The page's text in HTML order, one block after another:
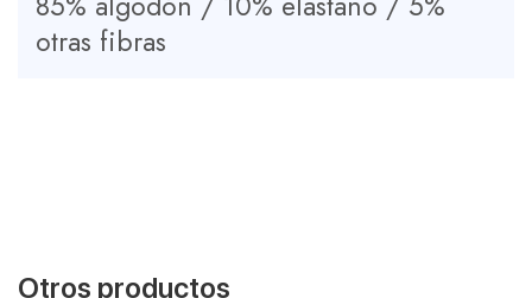
otras fibras
Otros productos